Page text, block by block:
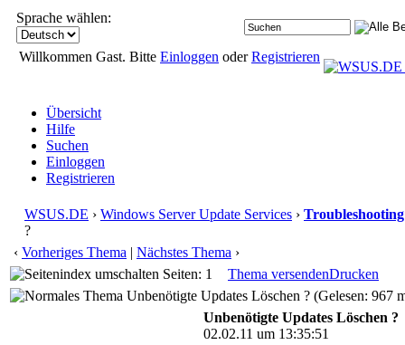
Sprache wählen:
Willkommen Gast. Bitte Einloggen oderRegistrieren
Übersicht
Hilfe
Suchen
Einloggen
Registrieren
WSUS.DE › Windows Server Update Services › Troubleshooting
?
‹ Vorheriges Thema | Nächstes Thema ›
Seiten: 1
Thema versendenDrucken
Unbenötigte Updates Löschen ? (Gelesen: 967
Unbenötigte Updates Löschen ?
02.02.11 um 13:35:51